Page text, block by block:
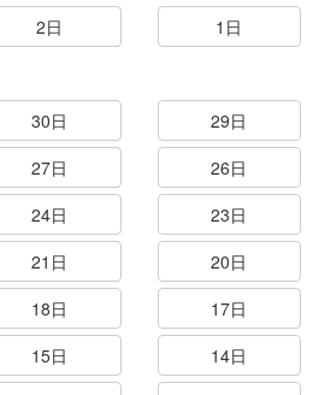
2日 1日
30日
29日
27日
26日
24日
23日
21日
20日
18日
17日
15日
14日